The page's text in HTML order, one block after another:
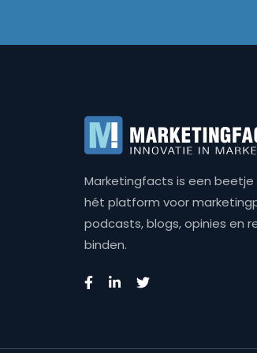
Marketingfacts is een beetje
hét platform voor
podcasts, blogs, opinies en
binden.